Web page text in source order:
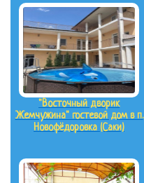
"Восточный дворик
Жемчужина" гостевой дом в п.
Новофёдоровка (Саки)